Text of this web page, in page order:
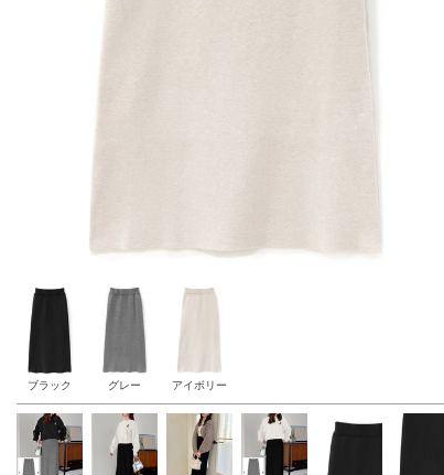
ブラック グレー アイボリー